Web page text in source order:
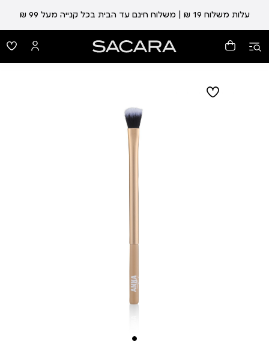
עלות משלוח 19 ₪ | משלוח חינם עד הבית בכל קנייה מעל 99 ₪